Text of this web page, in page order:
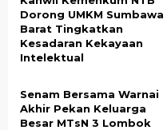
Dorong UMKM Sumbawa
Barat Tingkatkan
Kesadaran Kekayaan
Intelektual
Senam Bersama Warnai
Akhir Pekan Keluarga
Besar MTsN 3 Lombok